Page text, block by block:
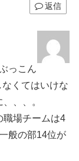
返信
っこん
くてはいけな
、、。
職場チームは4
般の部14位が